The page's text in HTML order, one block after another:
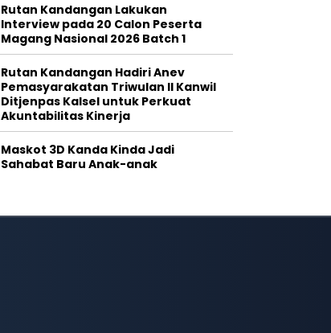
Rutan Kandangan Lakukan
Interview pada 20 Calon Peserta
Magang Nasional 2026 Batch 1
Rutan Kandangan Hadiri Anev
Pemasyarakatan Triwulan II Kanwil
Ditjenpas Kalsel untuk Perkuat
Akuntabilitas Kinerja
Maskot 3D Kanda Kinda Jadi
Sahabat Baru Anak-anak